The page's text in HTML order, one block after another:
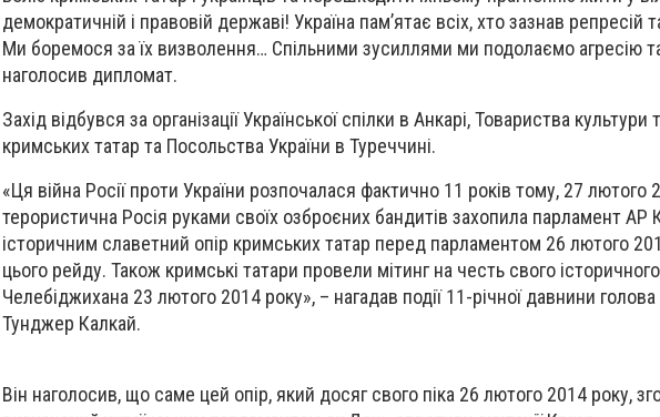
демократичній і правовій державі! Україна пам’ятає всіх, хто зазнав репресій
Ми боремося за їх визволення… Спільними зусиллями ми подолаємо агресію
наголосив дипломат.
Захід відбувся за організації Української спілки в Анкарі, Товариства
кримських татар та Посольства України в Туреччині.
«Ця війна Росії проти України розпочалася фактично 11 років тому, 27 лютого
терористична Росія руками своїх озброєних бандитів захопила парламент АР
історичним славетний опір кримських татар перед парламентом 26 лютого
цього рейду. Також кримські татари провели мітинг на честь свого
Челебіджихана 23 лютого 2014 року», – нагадав події 11-річної давнини
Тунджер Калкай.
Він наголосив, що саме цей опір, який досяг свого піка 26 лютого 2014 року,